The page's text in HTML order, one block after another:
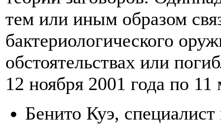
тем или иным образом
бактериологического
обстоятельствах или
12 ноября 2001 года по 11
Бенито Куэ,